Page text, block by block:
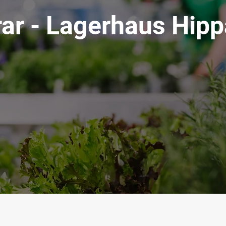
- Lagerhaus